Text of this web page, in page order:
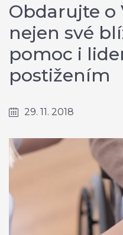
Obdarujte o
nejen své
pomoc i
postižením
29. 11. 2018